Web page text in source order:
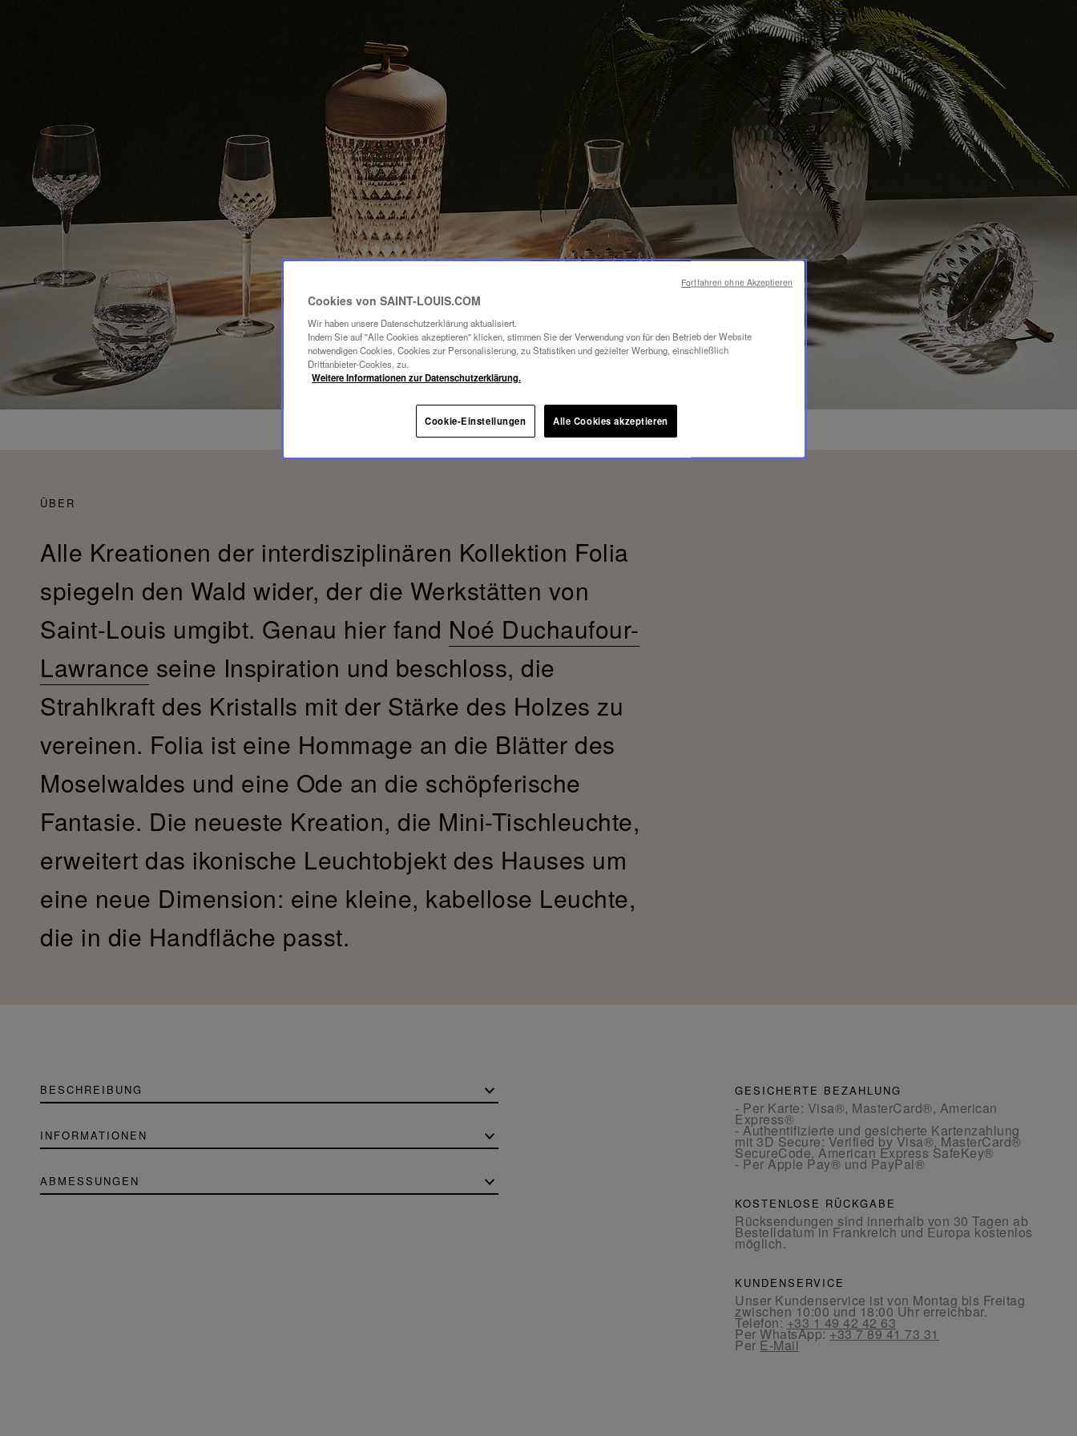
ÜBER
Alle Kreationen der interdisziplinären Kollektion Folia
spiegeln den Wald wider, der die Werkstätten von
Saint-Louis umgibt. Genau hier fand Noé Duchaufour-
Lawrance seine Inspiration und beschloss, die
Strahlkraft des Kristalls mit der Stärke des Holzes zu
vereinen. Folia ist eine Hommage an die Blätter des
Moselwaldes und eine Ode an die schöpferische
Fantasie. Die neueste Kreation, die Mini-Tischleuchte,
erweitert das ikonische Leuchtobjekt des Hauses um
eine neue Dimension: eine kleine, kabellose Leuchte,
die in die Handfläche passt.
BESCHREIBUNG
INFORMATIONEN
ABMESSUNGEN
GESICHERTE BEZAHLUNG
- Per Karte: Visa®, MasterCard®, American
Express®
- Authentifizierte und gesicherte Kartenzahlung
mit 3D Secure: Verified by Visa®, MasterCard®
SecureCode, American Express SafeKey®
- Per Apple Pay® und PayPal®
KOSTENLOSE RÜCKGABE
Rücksendungen sind innerhalb von 30 Tagen ab
Bestelldatum in Frankreich und Europa kostenlos
möglich.
KUNDENSERVICE
Unser Kundenservice ist von Montag bis Freitag
zwischen 10:00 und 18:00 Uhr erreichbar.
Telefon:+33 1 49 42 42 63
Per WhatsApp:+33 7 89 41 73 31
Per E-Mail
Cookies von SAINT-LOUIS.COM
Wir haben unsere Datenschutzerklärung aktualisiert.
Indem Sie auf "Alle Cookies akzeptieren" klicken, stimmen Sie der Verwendung von für den Betrieb der Website
notwendigen Cookies, Cookies zur Personalisierung, zu Statistiken und gezielter Werbung, einschließlich
Drittanbieter-Cookies, zu.
Weitere Informationen zur Datenschutzerklärung.
Cookie-Einstellungen Alle Cookies akzeptieren
Fortfahren ohne Akzeptieren